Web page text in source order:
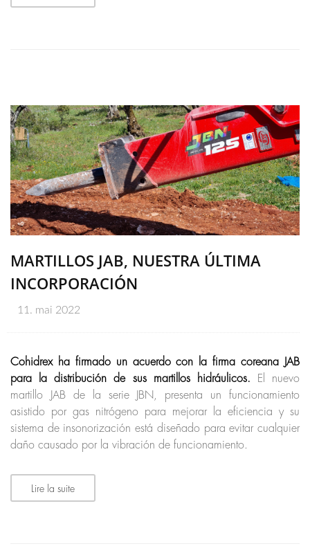
MARTILLOS JAB, NUESTRA ÚLTIMA
INCORPORACIÓN
11. mai 2022
Cohidrex ha firmado un acuerdo con la firma coreana JAB
para la distribución de sus martillos hidráulicos.
El nuevo
martillo JAB de la serie JBN, presenta un funcionamiento
asistido por gas nitrógeno para mejorar la eficiencia y su
sistema de insonorización está diseñado para evitar cualquier
daño causado por la vibración de funcionamiento.
Lire la suite